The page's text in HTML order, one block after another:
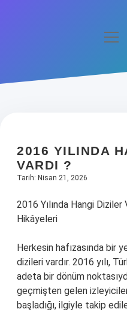
Hakkımızda
2016 YILINDA
VARDI ?
Tarih: Nisan 21, 2026
2016 Yılında Hangi Diziler
Hikâyeleri
Herkesin hafızasında bir
dizileri vardır. 2016 yılı,
adeta bir dönüm
geçmişten gelen
başladığı, ilgiyle takip